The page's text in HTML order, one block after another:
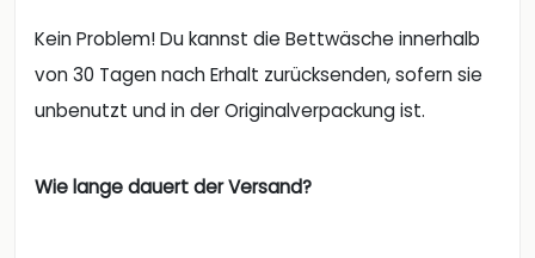
Kein Problem! Du kannst die Bettwäsche innerhalb
von 30 Tagen nach Erhalt zurücksenden, sofern sie
unbenutzt und in der Originalverpackung ist.
Wie lange dauert der Versand?